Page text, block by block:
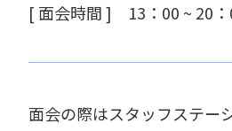
[ 面会時間 ] 13：00 ~ 20：
面会の際はスタッフステー